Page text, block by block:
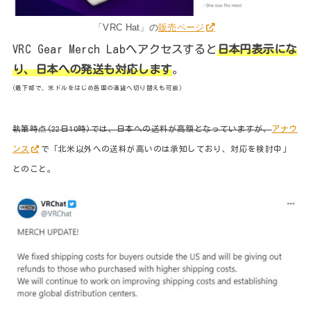
「VRC Hat」の販売ページ
VRC Gear Merch Labへアクセスすると日本円表示にな
り、日本への発送も対応します。
(最下部で、米ドルをはじめ各国の通貨へ切り替えも可能)
執筆時点(22日10時)では、日本への送料が高額となっていますが、アナウ
ンス で「北米以外への送料が高いのは承知しており、対応を検討中」
とのこと。